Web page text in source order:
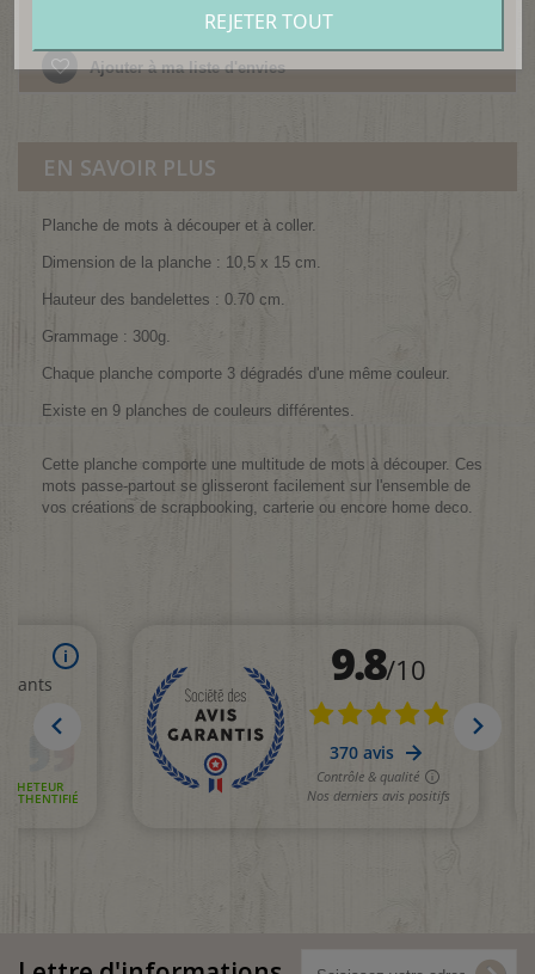
Ajouter à ma liste d'envies
EN SAVOIR PLUS
Planche de mots à découper et à coller.
Dimension de la planche : 10,5 x 15 cm.
Hauteur des bandelettes : 0.70 cm.
Grammage : 300g.
Chaque planche comporte 3 dégradés d'une même couleur.
Existe en 9 planches de couleurs différentes.
Cette planche comporte une multitude de mots à découper. Ces
mots passe-partout se glisseront facilement sur l'ensemble de
vos créations de scrapbooking, carterie ou encore home deco.
REJETER TOUT